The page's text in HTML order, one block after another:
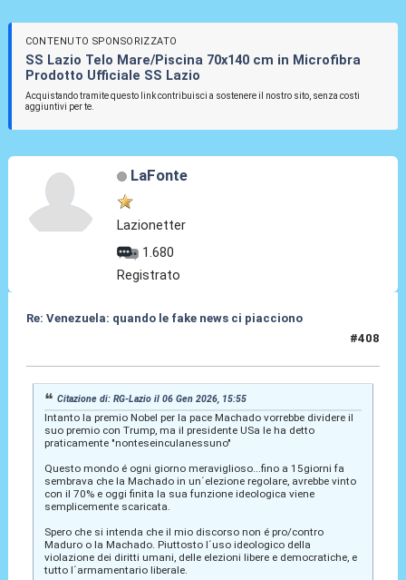
CONTENUTO SPONSORIZZATO
SS Lazio Telo Mare/Piscina 70x140 cm in Microfibra
Prodotto Ufficiale SS Lazio
Acquistando tramite questo link contribuisci a sostenere il nostro sito, senza costi
aggiuntivi per te.
LaFonte
Lazionetter
1.680
Registrato
Re: Venezuela: quando le fake news ci piacciono
#408
Citazione di: RG-Lazio il 06 Gen 2026, 15:55
Intanto la premio Nobel per la pace Machado vorrebbe dividere il
suo premio con Trump, ma il presidente USa le ha detto
praticamente "nonteseinculanessuno"
Questo mondo é ogni giorno meraviglioso...fino a 15giorni fa
sembrava che la Machado in un´elezione regolare, avrebbe vinto
con il 70% e oggi finita la sua funzione ideologica viene
semplicemente scaricata.
Spero che si intenda che il mio discorso non é pro/contro
Maduro o la Machado. Piuttosto l´uso ideologico della
violazione dei diritti umani, delle elezioni libere e democratiche, e
tutto l´armamentario liberale.